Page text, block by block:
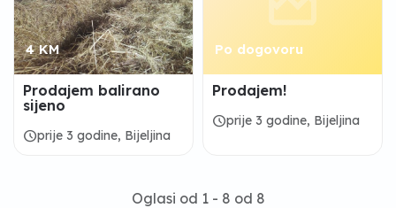
4 KM
Prodajem balirano
sijeno
scheduleprije 3 godine, Bijeljina
Po dogovoru
Prodajem!
scheduleprije 3 godine, Bijeljina
Oglasi od 1 - 8 od 8